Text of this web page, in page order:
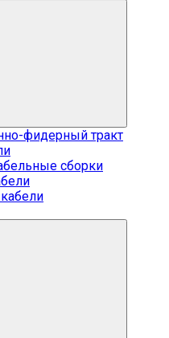
фидерный тракт
сборки